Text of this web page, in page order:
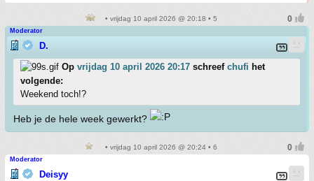
• vrijdag 10 april 2026 @ 20:18 • 5
Moderator
D.
Op vrijdag 10 april 2026 20:17 schreef chufi het
volgende:
Weekend toch!?
Heb je de hele week gewerkt?
• vrijdag 10 april 2026 @ 20:24 • 6
Moderator
Deisyy